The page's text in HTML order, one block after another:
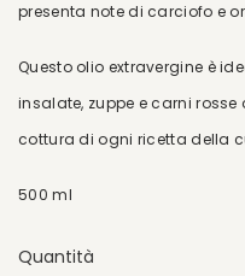
presenta note di carciofo e
Questo olio extravergine è
insalate, zuppe e carni
cottura di ogni ricetta della
500 ml
Quantità